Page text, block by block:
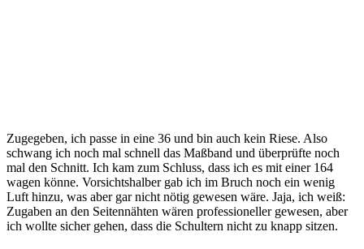
Zugegeben, ich passe in eine 36 und bin auch kein Riese. Also
schwang ich noch mal schnell das Maßband und überprüfte noch
mal den Schnitt. Ich kam zum Schluss, dass ich es mit einer 164
wagen könne. Vorsichtshalber gab ich im Bruch noch ein wenig
Luft hinzu, was aber gar nicht nötig gewesen wäre. Jaja, ich weiß:
Zugaben an den Seitennähten wären professioneller gewesen, aber
ich wollte sicher gehen, dass die Schultern nicht zu knapp sitzen.